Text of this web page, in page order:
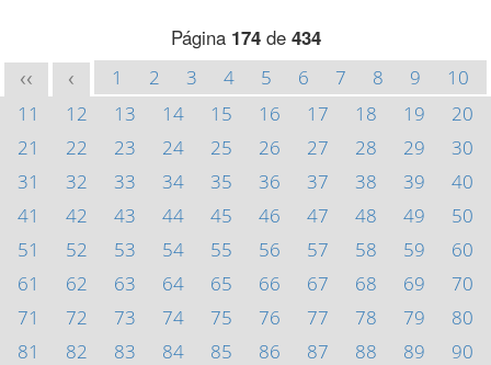
Página 174de 434
<< < 1 2 3 4 5 6 7 8 9
10
11
12 13 14 15 16 17 18 19
20
21
22 23 24 25 26 27 28 29
30
31
32 33 34 35 36 37 38 39
40
41
42 43 44 45 46 47 48 49
50
51
52 53 54 55 56 57 58 59
60
61
62 63 64 65 66 67 68 69
70
71
72 73 74 75 76 77 78 79
80
81
82 83 84 85 86 87 88 89
90